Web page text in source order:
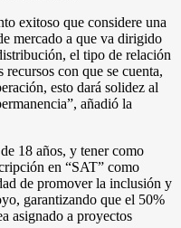
exitoso que considere una
mercado a que va dirigido
el tipo de relación
con que se cuenta,
esto dará solidez al
añadió la
18 años, y tener como
en “SAT” como
de promover la inclusión y
garantizando que el 50%
asignado a proyectos